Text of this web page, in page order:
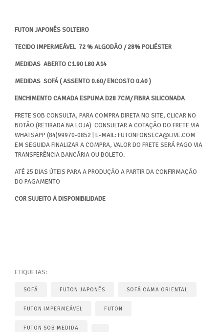
FUTON JAPONÊS SOLTEIRO
TECIDO IMPERMEÁVEL 72 % ALGODÃO / 28% POLIÉSTER
MEDIDAS ABERTO C1.90 L80 A14
MEDIDAS SOFÁ ( ASSENTO 0.60/ ENCOSTO 0.40 )
ENCHIMENTO CAMADA ESPUMA D28 7CM/ FIBRA SILICONADA
FRETE SOB CONSULTA, PARA COMPRA DIRETA NO SITE, CLICAR NO
BOTÃO (RETIRADA NA LOJA) CONSULTAR A COTAÇÃO DO FRETE VIA
WHATSAPP (84)99970-0852 | E-MAIL: FUTONFONSECA@LIVE.COM
EM SEGUIDA FINALIZAR A COMPRA, VALOR DO FRETE SERÁ PAGO VIA
TRANSFERÊNCIA BANCÁRIA OU BOLETO.
ATÉ 25 DIAS ÚTEIS PARA A PRODUÇÃO A PARTIR DA CONFIRMAÇÃO
DO PAGAMENTO
COR SUJEITO À DISPONIBILIDADE
ETIQUETAS:
SOFÁ FUTON JAPONÊS SOFÁ CAMA ORIENTAL
FUTON IMPERMEÁVEL FUTON
FUTON SOB MEDIDA